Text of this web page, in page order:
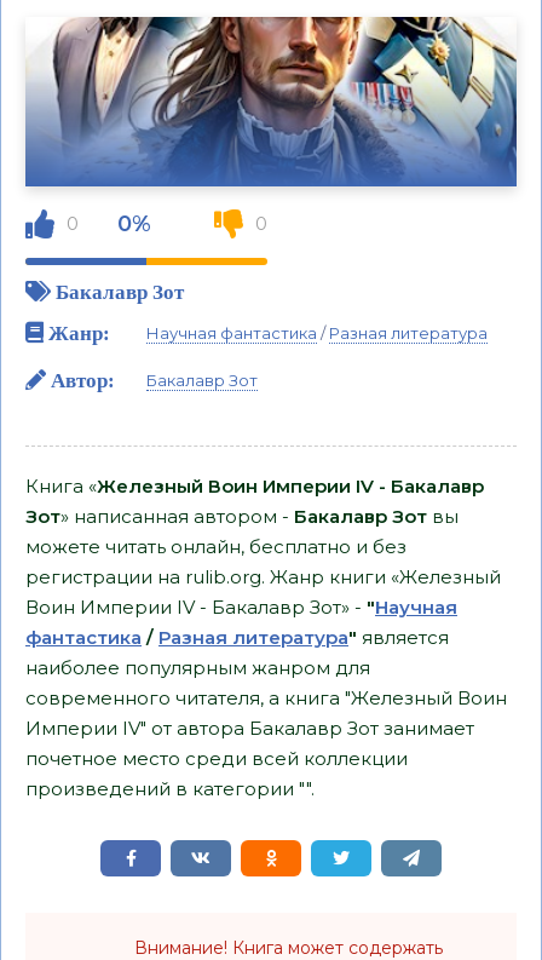
0 0% 0
Бакалавр Зот
Жанр:
Научная фантастика /Разная литература
Автор: Бакалавр Зот
Книга «Железный Воин Империи IV - Бакалавр
Зот» написанная автором - Бакалавр Зот вы
можете читать онлайн, бесплатно и без
регистрации на rulib.org. Жанр книги «Железный
Воин Империи IV - Бакалавр Зот» - "Научная
фантастика / Разная литература" является
наиболее популярным жанром для
современного читателя, а книга "Железный Воин
Империи IV" от автора Бакалавр Зот занимает
почетное место среди всей коллекции
произведений в категории "".
Внимание! Книга может содержать